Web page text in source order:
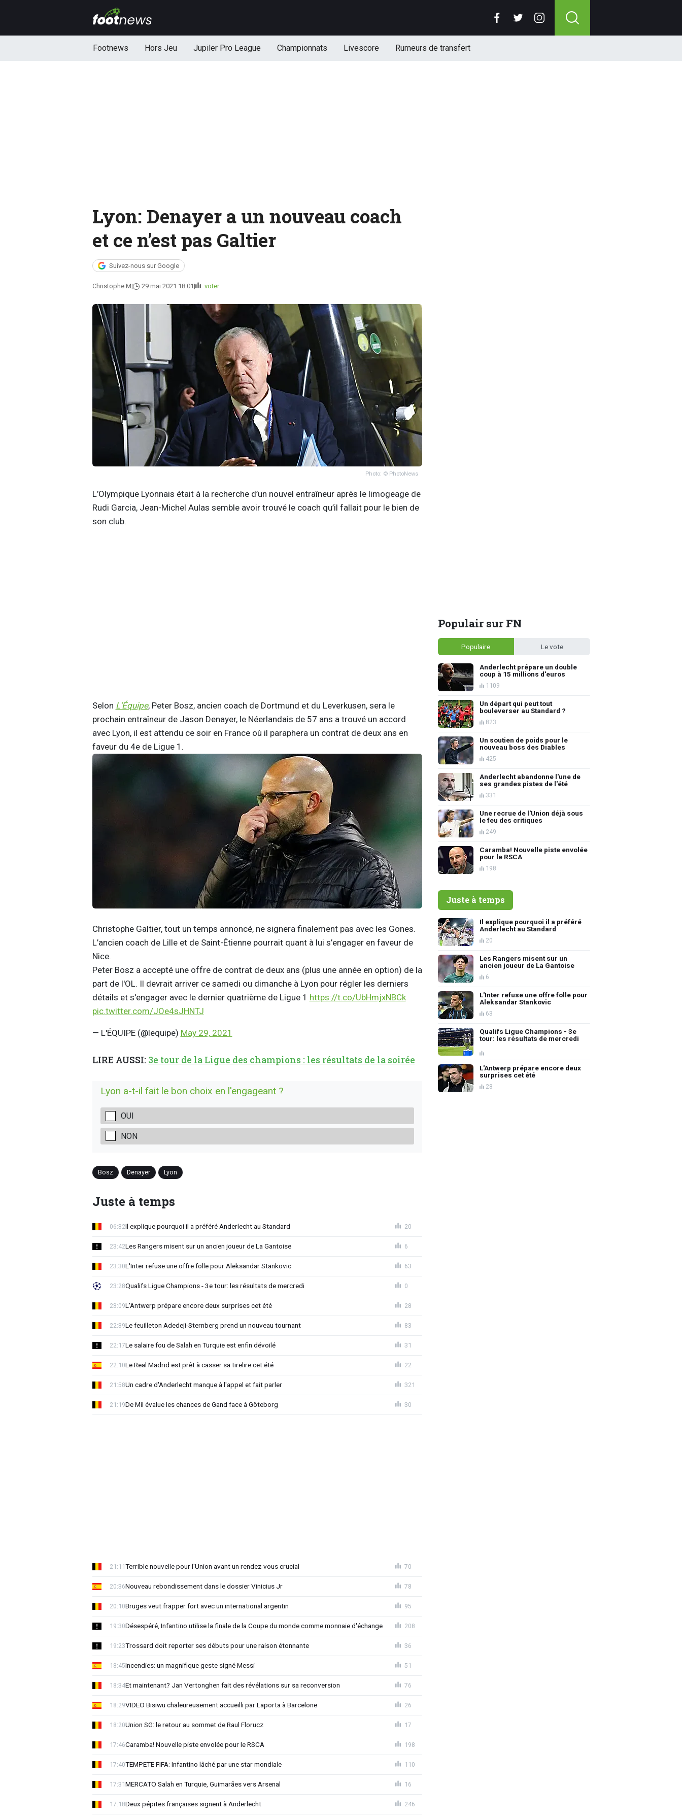
Footnews Hors Jeu Jupiler Pro League Championnats Livescore Rumeurs de transfert
Lyon: Denayer a un nouveau coach
et ce n’est pas Galtier
Suivez-nous sur Google
Christophe M 29 mai 2021 18:01 voter
Photo: © PhotoNews
L’Olympique Lyonnais était à la recherche d’un nouvel entraîneur après le limogeage de
Rudi Garcia, Jean-Michel Aulas semble avoir trouvé le coach qu’il fallait pour le bien de
son club.
Selon L’Équipe, Peter Bosz, ancien coach de Dortmund et du Leverkusen, sera le
prochain entraîneur de Jason Denayer, le Néerlandais de 57 ans a trouvé un accord
avec Lyon, il est attendu ce soir en France où il paraphera un contrat de deux ans en
faveur du 4e de Ligue 1.
Christophe Galtier, tout un temps annoncé, ne signera finalement pas avec les Gones.
L’ancien coach de Lille et de Saint-Étienne pourrait quant à lui s’engager en faveur de
Nice.
Peter Bosz a accepté une offre de contrat de deux ans (plus une année en option) de la
part de l'OL. Il devrait arriver ce samedi ou dimanche à Lyon pour régler les derniers
détails et s'engager avec le dernier quatrième de Ligue 1 https://t.co/UbHmjxNBCk
pic.twitter.com/JOe4sJHNTJ
— L'ÉQUIPE (@lequipe) May 29, 2021
LIRE AUSSI: 3e tour de la Ligue des champions : les résultats de la soirée
Lyon a-t-il fait le bon choix en l'engageant ?
OUI
NON
Bosz Denayer Lyon
Juste à temps
Il explique pourquoi il a préféré Anderlecht au Standard
06:32 20
Les Rangers misent sur un ancien joueur de La Gantoise
23:42 6
L'Inter refuse une offre folle pour Aleksandar Stankovic
23:30 63
Qualifs Ligue Champions - 3e tour: les résultats de mercredi
23:28 0
L'Antwerp prépare encore deux surprises cet été
23:09 28
Le feuilleton Adedeji-Sternberg prend un nouveau tournant
22:39 83
Le salaire fou de Salah en Turquie est enfin dévoilé
22:17 31
Le Real Madrid est prêt à casser sa tirelire cet été
22:10 22
Un cadre d'Anderlecht manque à l'appel et fait parler
21:58 321
De Mil évalue les chances de Gand face à Göteborg
21:19 30
Terrible nouvelle pour l'Union avant un rendez-vous crucial
21:11 70
Nouveau rebondissement dans le dossier Vinicius Jr
20:36 78
Bruges veut frapper fort avec un international argentin
20:10 95
Désespéré, Infantino utilise la finale de la Coupe du monde comme monnaie d'échange
19:30 208
Trossard doit reporter ses débuts pour une raison étonnante
19:23 36
Incendies: un magnifique geste signé Messi
18:45 51
Et maintenant? Jan Vertonghen fait des révélations sur sa reconversion
18:34 76
VIDEO Bisiwu chaleureusement accueilli par Laporta à Barcelone
18:29 26
Union SG: le retour au sommet de Raul Florucz
18:20 17
Caramba! Nouvelle piste envolée pour le RSCA
17:46 198
TEMPETE FIFA: Infantino lâché par une star mondiale
17:40 110
MERCATO Salah en Turquie, Guimarães vers Arsenal
17:31 16
Deux pépites françaises signent à Anderlecht
17:18 246
Populair sur FN
Populaire Le vote
Anderlecht prépare un double
coup à 15 millions d'euros
1109
Un départ qui peut tout
bouleverser au Standard ?
823
Un soutien de poids pour le
nouveau boss des Diables
425
Anderlecht abandonne l'une de
ses grandes pistes de l'été
331
Une recrue de l'Union déjà sous
le feu des critiques
249
Caramba! Nouvelle piste envolée
pour le RSCA
198
Juste à temps
Il explique pourquoi il a préféré
Anderlecht au Standard
20
Les Rangers misent sur un
ancien joueur de La Gantoise
6
L'Inter refuse une offre folle pour
Aleksandar Stankovic
63
Qualifs Ligue Champions - 3e
tour: les résultats de mercredi
L'Antwerp prépare encore deux
surprises cet été
28